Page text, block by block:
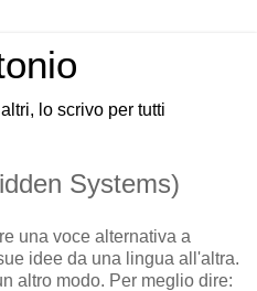
lo scrivo per tutti
Systems)
una voce alternativa a
idee da una lingua all'altra.
altro modo. Per meglio dire: